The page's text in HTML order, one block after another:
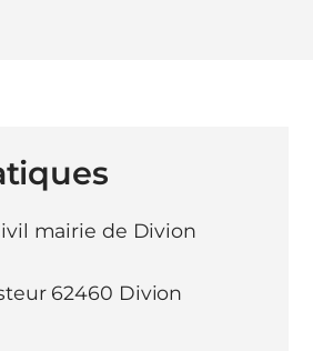
mairie de Divion
62460 Divion